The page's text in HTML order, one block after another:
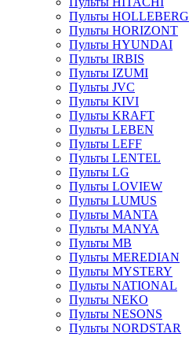
Пульты HOLLEBERG
Пульты HORIZONT
Пульты HYUNDAI
Пульты IRBIS
Пульты IZUMI
Пульты JVC
Пульты KIVI
Пульты KRAFT
Пульты LEBEN
Пульты LEFF
Пульты LENTEL
Пульты LG
Пульты LOVIEW
Пульты LUMUS
Пульты MANTA
Пульты MANYA
Пульты MB
Пульты MEREDIAN
Пульты MYSTERY
Пульты NATIONAL
Пульты NEKO
Пульты NESONS
Пульты NORDSTAR